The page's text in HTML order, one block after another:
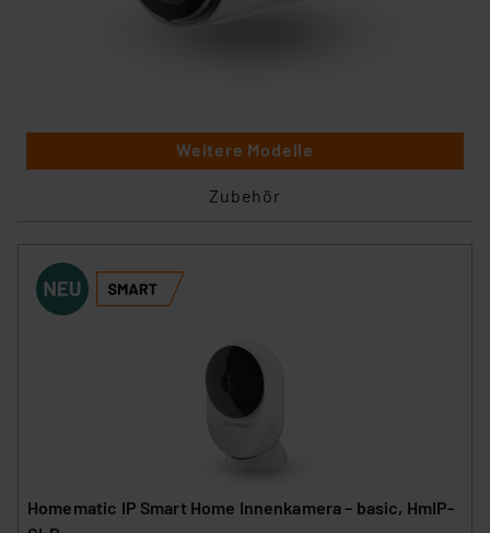
Weitere Modelle
Zubehör
Homematic IP Smart Home Innenkamera – basic, HmIP-